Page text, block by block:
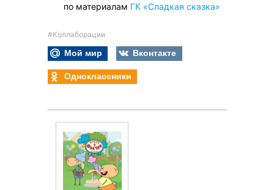
по материалам ГК «Сладкая сказка»
#Коллаборации
Мой мир
Вконтакте
Одноклассники